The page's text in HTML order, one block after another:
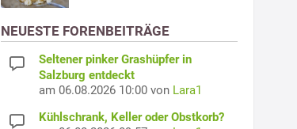
NEUESTE FORENBEITRÄGE
Seltener pinker Grashüpfer in
Salzburg entdeckt
am 06.08.2026 10:00 von Lara1
Kühlschrank, Keller oder Obstkorb?